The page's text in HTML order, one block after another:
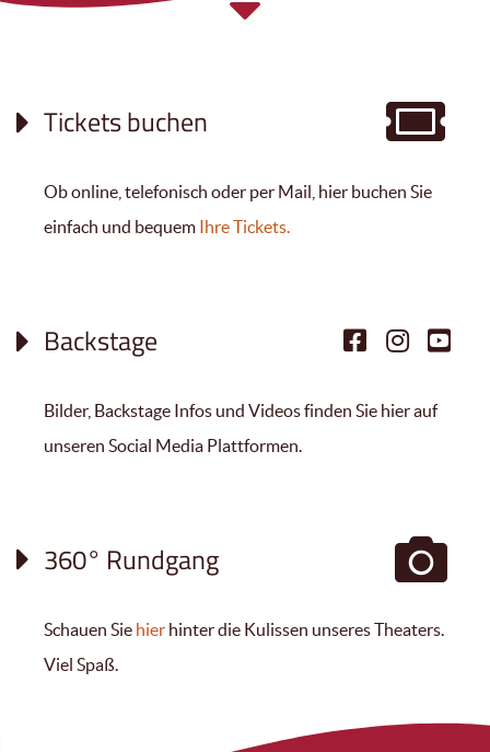
Tickets buchen
Ob online, telefonisch oder per Mail, hier buchen Sie
einfach und bequem Ihre Tickets.
Backstage
Bilder, Backstage Infos und Videos finden Sie hier auf
unseren Social Media Plattformen.
360° Rundgang
Schauen Sie hier hinter die Kulissen unseres Theaters.
Viel Spaß.